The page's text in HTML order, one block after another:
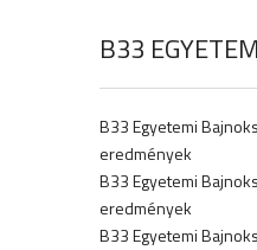
B33
B33 Egyetemi
eredmények
B33 Egyetemi
eredmények
B33 Egyetemi